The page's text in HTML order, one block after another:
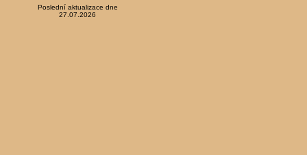
Poslední aktualizace dne
27.07.2026